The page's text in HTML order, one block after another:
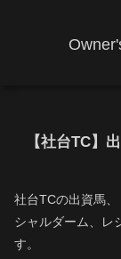
【社台TC】
社台TCの出資馬
シャルダーム、レ
す。